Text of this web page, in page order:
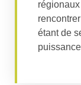
étant de